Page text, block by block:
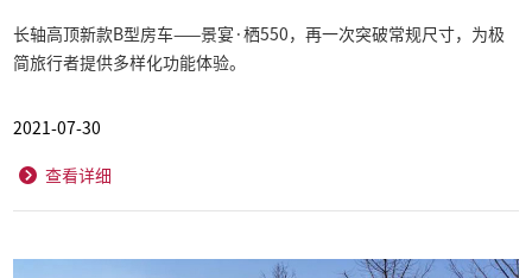
长轴高顶新款B型房车——景宴·栖550，再一次突破常规尺寸，为极
简旅行者提供多样化功能体验。
2021-07-30
查看详细